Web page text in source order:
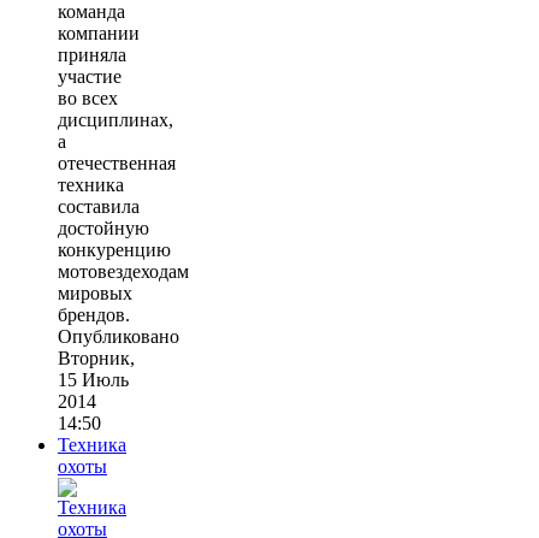
команда
компании
приняла
участие
во всех
дисциплинах,
а
отечественная
техника
составила
достойную
конкуренцию
мотовездеходам
мировых
брендов.
Опубликовано
Вторник,
15 Июль
2014
14:50
Техника
охоты